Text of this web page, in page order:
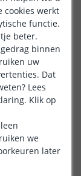
cookies werkt
functie.
beter.
binnen
uw
Dat
Lees
Klik op
we
later